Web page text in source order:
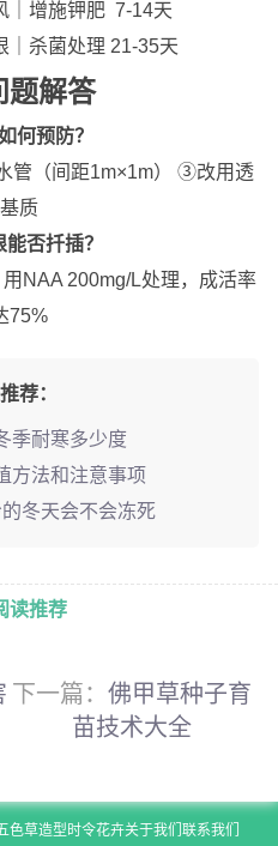
｜增施钾肥 7-14天
｜杀菌处理 21-35天
题解答
何预防？
（间距1m×1m） ③改用透
质
否扦插？
NAA 200mg/L处理，成活率
75%
荐：
季耐寒多少度
方法和注意事项
冬天会不会冻死
读推荐
下一篇： 佛甲草种子育
苗技术大全
色草造型时令花卉关于我们 联系我们